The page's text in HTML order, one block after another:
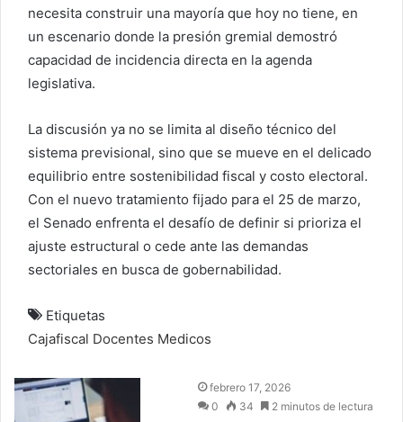
necesita construir una mayoría que hoy no tiene, en
un escenario donde la presión gremial demostró
capacidad de incidencia directa en la agenda
legislativa.
La discusión ya no se limita al diseño técnico del
sistema previsional, sino que se mueve en el delicado
equilibrio entre sostenibilidad fiscal y costo electoral.
Con el nuevo tratamiento fijado para el 25 de marzo,
el Senado enfrenta el desafío de definir si prioriza el
ajuste estructural o cede ante las demandas
sectoriales en busca de gobernabilidad.
Etiquetas
Cajafiscal Docentes Medicos
febrero 17, 2026
0
34 2 minutos de lectura